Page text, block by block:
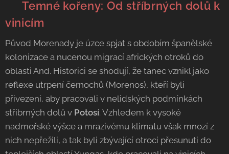
🇧🇴Temné kořeny: Od stříbrných dolů k
vinicím
Původ Morenady je úzce spjat s obdobím španělské
kolonizace a nucenou migrací afrických otroků do
oblasti And. Historici se shodují, že tanec vznikl jako
reflexe utrpení černochů (Morenos), kteří byli
přivezeni, aby pracovali v nelidských podmínkách
stříbrných dolů v Potosí. Vzhledem k vysoké
nadmořské výšce a mrazivému klimatu však mnozí z
nich nepřežili, a tak byli zbývající otroci přesunuti do